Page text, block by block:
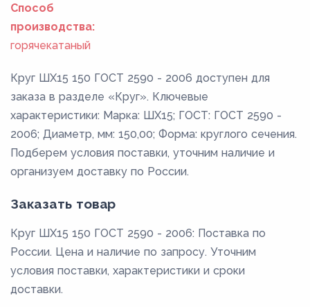
Способ
производства:
горячекатаный
Круг ШХ15 150 ГОСТ 2590 - 2006 доступен для
заказа в разделе «Круг». Ключевые
характеристики: Марка: ШХ15; ГОСТ: ГОСТ 2590 -
2006; Диаметр, мм: 150,00; Форма: круглого сечения.
Подберем условия поставки, уточним наличие и
организуем доставку по России.
Заказать товар
Круг ШХ15 150 ГОСТ 2590 - 2006: Поставка по
России. Цена и наличие по запросу. Уточним
условия поставки, характеристики и сроки
доставки.